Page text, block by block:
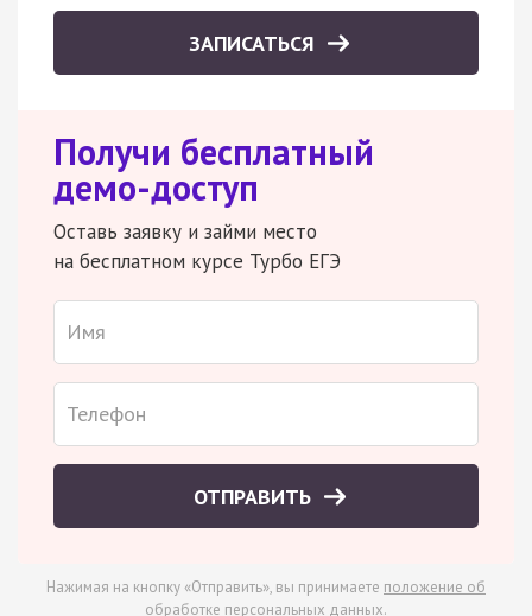
ЗАПИСАТЬСЯ
Получи бесплатный
демо-доступ
Оставь заявку и займи место
на бесплатном курсе Турбо ЕГЭ
ОТПРАВИТЬ
Нажимая на кнопку «Отправить», вы принимаете положение об
обработке персональных данных.